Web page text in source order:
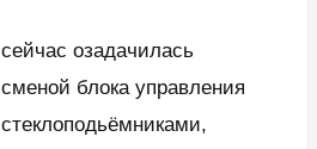
сейчас озадачилась
сменой блока управления
стеклоподьёмниками,